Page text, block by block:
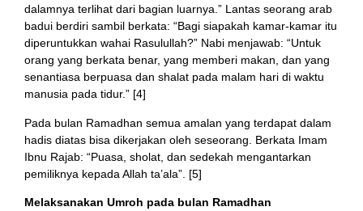
dalamnya terlihat dari bagian luarnya.” Lantas seorang arab
badui berdiri sambil berkata: “Bagi siapakah kamar-kamar itu
diperuntukkan wahai Rasulullah?” Nabi menjawab: “Untuk
orang yang berkata benar, yang memberi makan, dan yang
senantiasa berpuasa dan shalat pada malam hari di waktu
manusia pada tidur.” [4]
Pada bulan Ramadhan semua amalan yang terdapat dalam
hadis diatas bisa dikerjakan oleh seseorang. Berkata Imam
Ibnu Rajab: “Puasa, sholat, dan sedekah mengantarkan
pemiliknya kepada Allah ta’ala”. [5]
Melaksanakan Umroh pada bulan Ramadhan